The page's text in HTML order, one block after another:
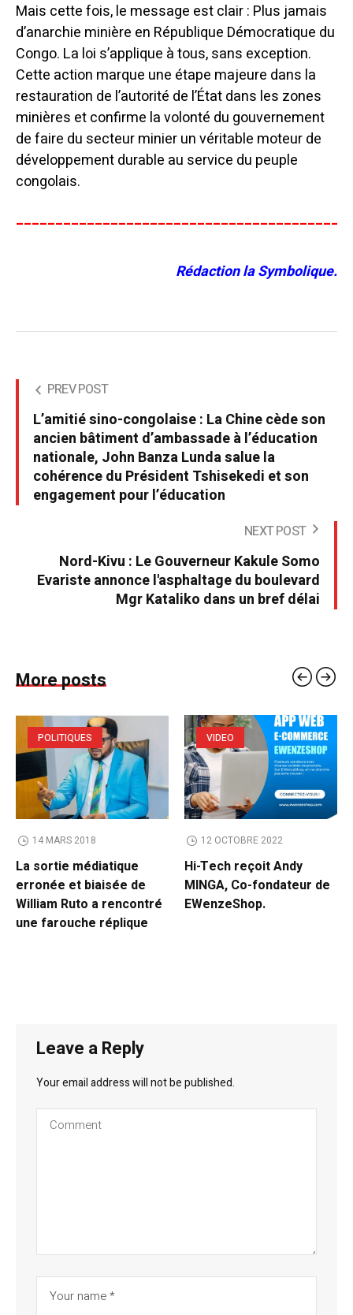
Mais cette fois, le message est clair : Plus jamais
d’anarchie minière en République Démocratique du
Congo. La loi s’applique à tous, sans exception.
Cette action marque une étape majeure dans la
restauration de l’autorité de l’État dans les zones
minières et confirme la volonté du gouvernement
de faire du secteur minier un véritable moteur de
développement durable au service du peuple
congolais.
Rédaction la Symbolique.
PREV POST
L’amitié sino-congolaise : La Chine cède son
ancien bâtiment d’ambassade à l’éducation
nationale, John Banza Lunda salue la
cohérence du Président Tshisekedi et son
engagement pour l’éducation
NEXT POST
Nord-Kivu : Le Gouverneur Kakule Somo
Evariste annonce l'asphaltage du boulevard
Mgr Kataliko dans un bref délai
More posts
POLITIQUES
14 MARS 2018
La sortie médiatique
erronée et biaisée de
William Ruto a rencontré
une farouche réplique
VIDEO
12 OCTOBRE 2022
Hi-Tech reçoit Andy
MINGA, Co-fondateur de
EWenzeShop.
Leave a Reply
Your email address will not be published.